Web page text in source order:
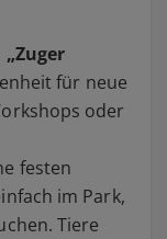
„Zuger
für neue
oder
festen
im Park,
Tiere